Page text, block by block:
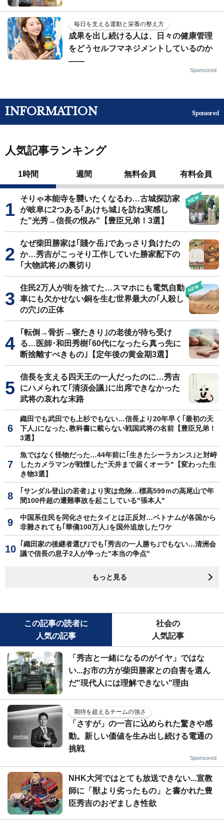
毎日を支える運動と栄養の整え方
成果を出し続ける人は、日々の健康管理
をどうセルフマネジメントしているのか
——
Sponsored
INFORMATION Sponsored
人気記事ランキング
1時間 週間 無料会員 有料会員
そりゃ本能寺を襲いたくなるわ…古城探訪家
が岐阜に2つある｢あけち城｣を訪ね実感し
た"光秀→信長の恨み"【豊臣兄弟！3選】
なぜ柴田勝家は｢賤ケ岳｣であっさり負けたの
か…秀吉がこっそり工作していた勝家配下の
｢大物武将｣の裏切り
住民2万人が街を捨てた…スマホにも電気自動
車にも欠かせない銅を生む世界最大の｢人殺し
の穴｣の正体
｢転倒→骨折→寝たきり｣の老後が待ち受け
る…医師･和田秀樹｢60代になったら真っ先に
断捨離すべきもの｣【定年後の黄金期3選】
信長を支える四天王の一人だったのに…秀吉
にハメられて｢清須会議｣に出席できなかった
武将の哀れな末路
織田でも武田でも上杉でもない…信長より20年早く｢最初の天
下人｣になった､教科書に載らない戦国武将の名前【豊臣兄弟！
3選】
魚ではなく怪物だった…44年前に｢生きたシーラカンス｣と対峙
したカメラマンが戦慄した"天井まで届くオーラ"【変わった生
き物3選】
｢サンダル登山の若者｣より実は危険…標高599ｍの高尾山で年
間100件超の遭難事故を起こしている"張本人"
中国系住民を同化させたタイとは正反対…ベトナムが各国から
非難されても｢華僑100万人｣を国外追放したワケ
｢織田家の後継者選び｣でも｢秀吉の一人勝ち｣でもない…清洲会
議で信長の息子2人が争った"本当の争点"
もっと見る
この記事の読者に
人気の記事
社会の
人気記事
「秀吉と一緒になるのがイヤ」ではな
い...お市の方が柴田勝家との自害を選ん
だ"現代人には理解できない"理由
期待を超えるチームの強さ
「さすが」の一言に込められた驚きや感
動。新しい価値を生み出し続ける電通の
挑戦
Sponsored
NHK大河ではとても放送できない...宣教
師に「獣より劣ったもの」と書かれた豊
臣秀吉のおぞましき性欲